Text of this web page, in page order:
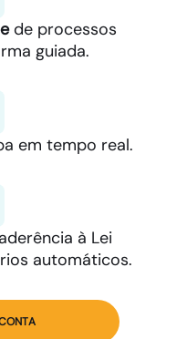
de processos
guiada.
em tempo real.
à Lei
automáticos.